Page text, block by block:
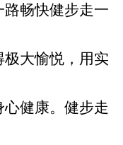
畅快健步走一
大愉悦，用实
健康。健步走